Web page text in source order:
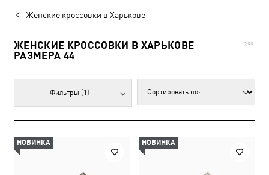
Женские кроссовки в Харькове
ЖЕНСКИЕ КРОССОВКИ В ХАРЬКОВЕ
РАЗМЕРА 44
399
Фильтры (1)
НОВИНКА НОВИНКА